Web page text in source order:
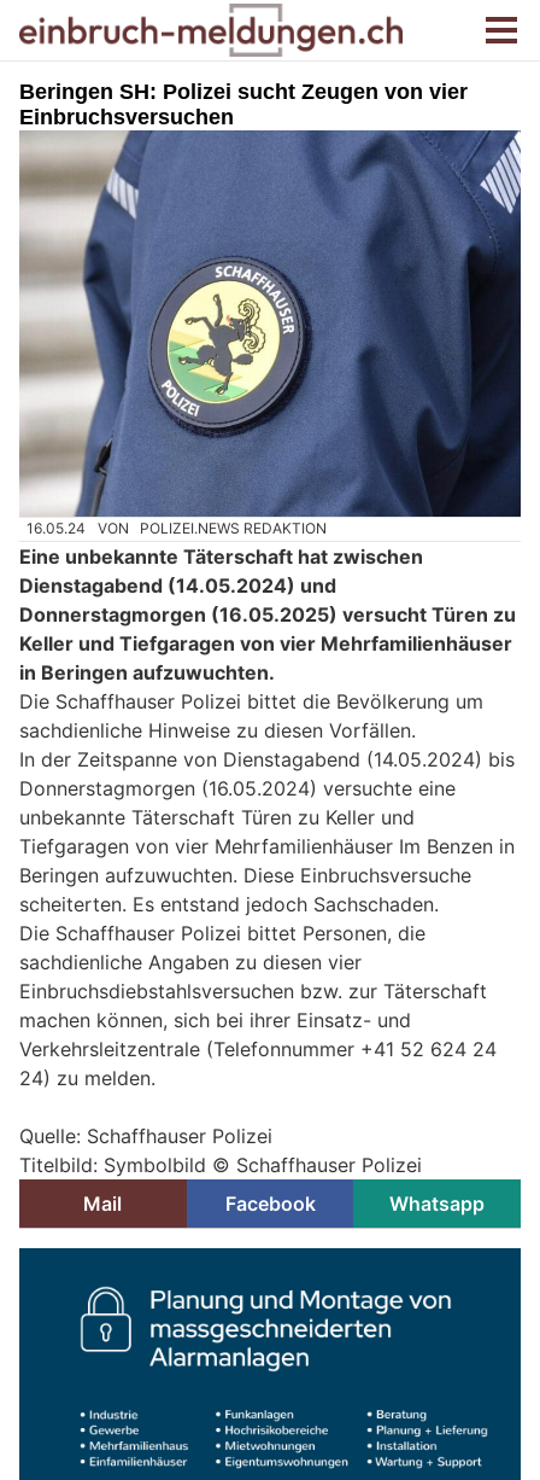
Beringen SH: Polizei sucht Zeugen von vier
Einbruchsversuchen
16.05.24 VON POLIZEI.NEWS REDAKTION
Eine unbekannte Täterschaft hat zwischen
Dienstagabend (14.05.2024) und
Donnerstagmorgen (16.05.2025) versucht Türen zu
Keller und Tiefgaragen von vier Mehrfamilienhäuser
in Beringen aufzuwuchten.
Die Schaffhauser Polizei bittet die Bevölkerung um
sachdienliche Hinweise zu diesen Vorfällen.
In der Zeitspanne von Dienstagabend (14.05.2024) bis
Donnerstagmorgen (16.05.2024) versuchte eine
unbekannte Täterschaft Türen zu Keller und
Tiefgaragen von vier Mehrfamilienhäuser Im Benzen in
Beringen aufzuwuchten. Diese Einbruchsversuche
scheiterten. Es entstand jedoch Sachschaden.
Die Schaffhauser Polizei bittet Personen, die
sachdienliche Angaben zu diesen vier
Einbruchsdiebstahlsversuchen bzw. zur Täterschaft
machen können, sich bei ihrer Einsatz- und
Verkehrsleitzentrale (Telefonnummer +41 52 624 24
24) zu melden.
Quelle: Schaffhauser Polizei
Titelbild: Symbolbild © Schaffhauser Polizei
Mail
Facebook Whatsapp